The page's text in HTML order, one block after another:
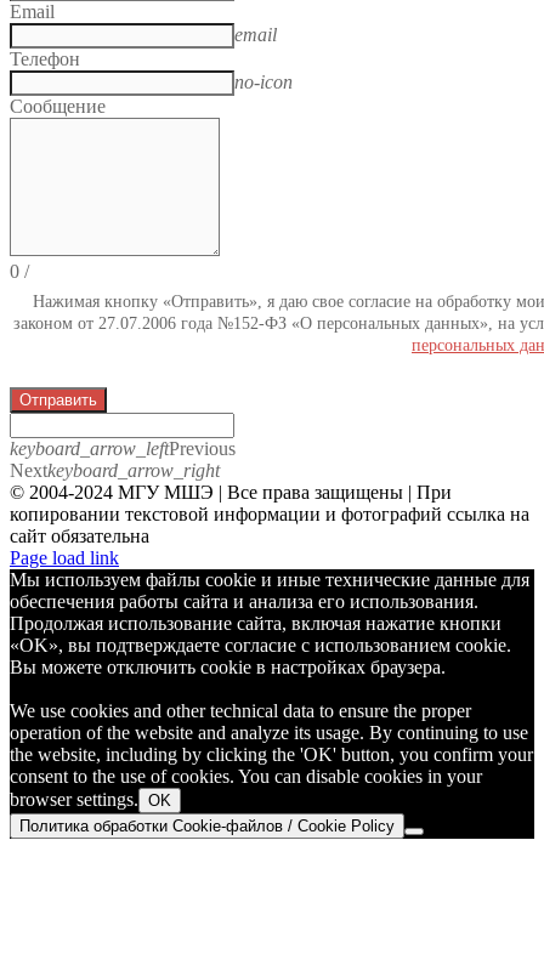
Email
email
Телефон
no-icon
Сообщение
0 /
Нажимая кнопку «Отправить», я даю свое согласие на обработку
законом от 27.07.2006 года №152-ФЗ «О персональных данных», на
персональных
Отправить
keyboard_arrow_leftPrevious
Nextkeyboard_arrow_right
© 2004-2024 МГУ МШЭ | Все права защищены | При
копировании текстовой информации и фотографий ссылка на
сайт обязательна
Telegram
Page load link
Мы используем файлы cookie и иные технические данные для
обеспечения работы сайта и анализа его использования.
Продолжая использование сайта, включая нажатие кнопки
«OK», вы подтверждаете согласие с использованием cookie.
Вы можете отключить cookie в настройках браузера.
We use cookies and other technical data to ensure the proper
operation of the website and analyze its usage. By continuing to use
the website, including by clicking the 'OK' button, you confirm your
consent to the use of cookies. You can disable cookies in your
browser settings. OK
Политика обработки Cookie-файлов / Cookie Policy